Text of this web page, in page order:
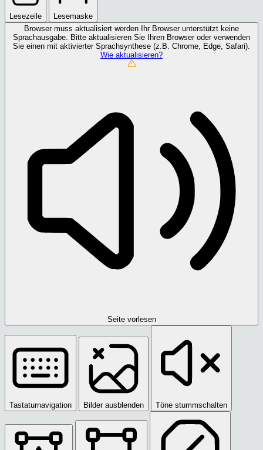
Lesezeile
Lesemaske
Browser muss aktualisiert werden
Ihr Browser unterstützt keine
Sprachausgabe. Bitte aktualisieren Sie Ihren Browser oder verwenden
Sie einen mit aktivierter Sprachsynthese (z.B. Chrome, Edge, Safari).
Wie aktualisieren?
Seite vorlesen
Tastaturnavigation Bilder ausblenden Töne stummschalten